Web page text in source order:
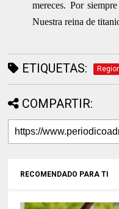
mereces. Por
Nuestra reina de
ETIQUETAS:
COMPARTIR:
RECOMENDADO PARA TI